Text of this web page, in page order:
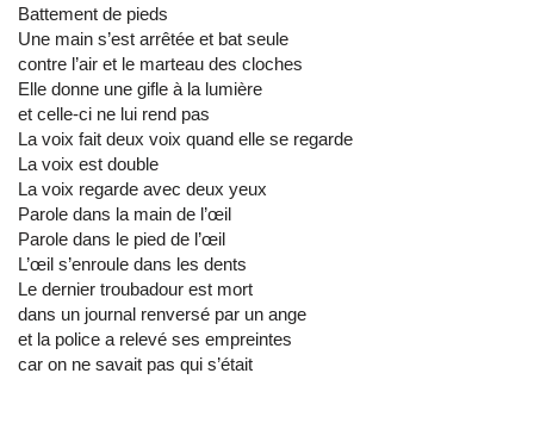
Battement de pieds
Une main s’est arrêtée et bat seule
contre l’air et le marteau des cloches
Elle donne une gifle à la lumière
et celle-ci ne lui rend pas
La voix fait deux voix quand elle se regarde
La voix est double
La voix regarde avec deux yeux
Parole dans la main de l’œil
Parole dans le pied de l’œil
L’œil s’enroule dans les dents
Le dernier troubadour est mort
dans un journal renversé par un ange
et la police a relevé ses empreintes
car on ne savait pas qui s’était